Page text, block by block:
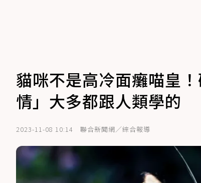
貓咪不是高冷面癱喵皇
情」大多都跟人類學的
2023-11-08 10:14 聯合新聞網／綜合報導